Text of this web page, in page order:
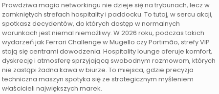
Prawdziwa magia networkingu nie dzieje się na trybunach, lecz w
zamkniętych strefach hospitality i paddocku. To tutaj, w sercu akcji,
spotkasz decydentów, do których dostęp w normalnych
warunkach jest niemal niemożliwy. W 2026 roku, podczas takich
wydarzeń jak Ferrari Challenge w Mugello czy Portimão, strefy VIP
stają się centrami dowodzenia. Hospitality lounge oferuje komfort,
dyskrecję i atmosferę sprzyjającą swobodnym rozmowom, których
nie zastąpi żadna kawa w biurze. To miejsca, gdzie precyzja
techniczna maszyn spotyka się ze strategicznym myśleniem
właścicieli największych marek.